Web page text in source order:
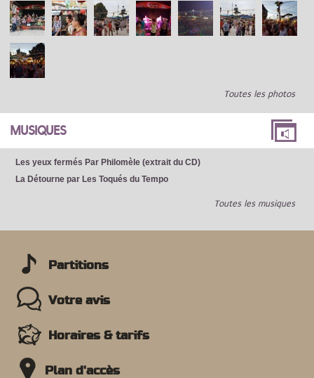
Toutes les photos
MUSIQUES
Les yeux fermés Par Philomèle (extrait du CD)
La Détourne par Les Toqués du Tempo
Toutes les musiques
Partitions
Votre avis
Horaires & tarifs
Plan d'accès